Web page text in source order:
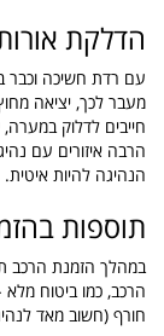
הדלקת
עם רדת חשיכה וכבר
מעבר לכך, יציאה
חייבים לדלוק במערה,
הרבה איזורים עם
הנהיגה להיות איטית.
תוספות
במהלך הזמנת הרכב
הרכב, כמו ביטוח מלא
חורף (חשוב מאד